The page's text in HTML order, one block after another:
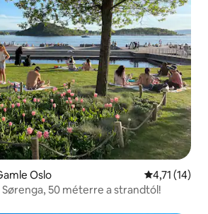
Oslo Átlagos
4,71 (14)
Sørenga, 50 méterre a strandtól!